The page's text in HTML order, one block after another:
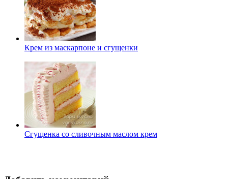
Крем из маскарпоне и сгущенки
Сгущенка со сливочным маслом крем